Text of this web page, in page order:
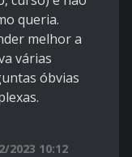
queria.
melhor a
várias
óbvias
2023 10:12